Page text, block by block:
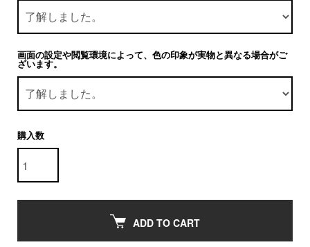
画面の設定や閲覧環境によって、色の印象が実物と異なる場合がご
ざいます。
購入数
ADD TO CART